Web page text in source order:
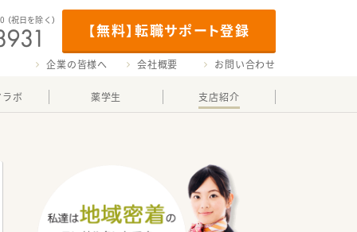
【無料】転職サポート登録
（祝日を除く）
企業の皆様へ 会社概要 お問い合わせ
ボ 薬学生 支店紹介